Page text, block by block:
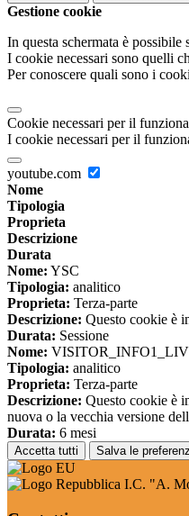
Gestione cookie
In questa schermata è
I cookie necessari sono quelli
Per conoscere quali sono i
Cookie necessari per il
I cookie necessari per il
youtube.com
Nome
Tipologia
Proprieta
Descrizione
Durata
Nome: YSC
Tipologia: analitico
Proprieta: Terza-parte
Descrizione: Questo cookie è
Durata: Sessione
Nome:
Tipologia: analitico
Proprieta: Terza-parte
Descrizione: Questo cookie è
nuova o la vecchia versione
Durata: 6 mesi
Accetta tutti Salva le
I.C. "A.